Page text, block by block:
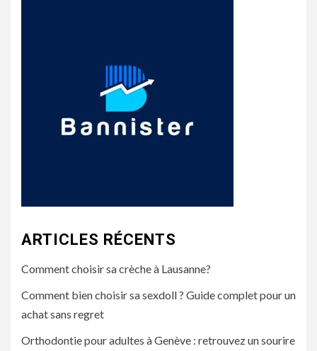
ARTICLES RÉCENTS
Comment choisir sa crèche à Lausanne?
Comment bien choisir sa sexdoll ? Guide complet pour un
achat sans regret
Orthodontie pour adultes à Genève : retrouvez un sourire